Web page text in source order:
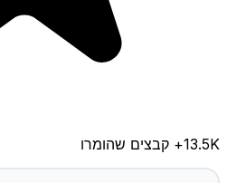
13.5K+ קבצים שהומרו